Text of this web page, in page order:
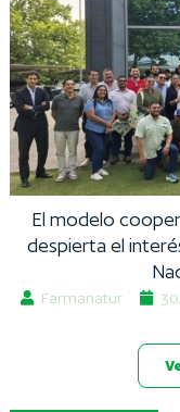
El modelo
despierta el
Farmanatur